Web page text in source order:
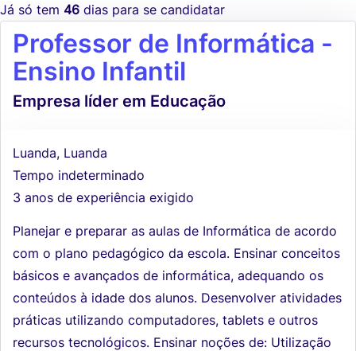
Já só tem 46 dias para se candidatar
Professor de Informática -
Ensino Infantil
Empresa líder em Educação
Luanda, Luanda
Tempo indeterminado
3 anos de experiência exigido
Planejar e preparar as aulas de Informática de acordo
com o plano pedagógico da escola. Ensinar conceitos
básicos e avançados de informática, adequando os
conteúdos à idade dos alunos. Desenvolver atividades
práticas utilizando computadores, tablets e outros
recursos tecnológicos. Ensinar noções de: Utilização